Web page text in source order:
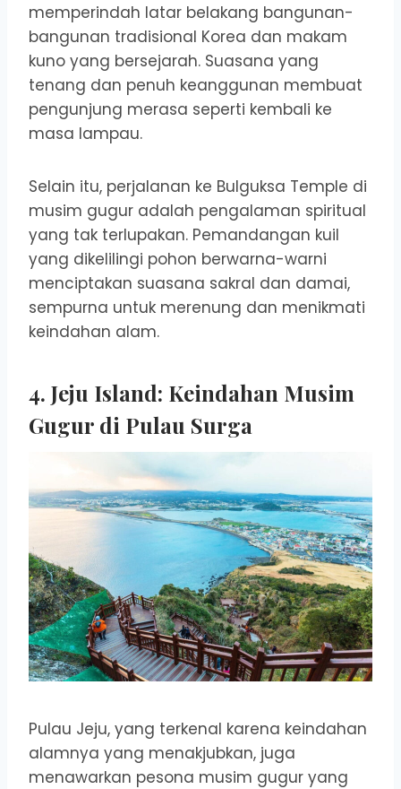
memperindah latar belakang bangunan-
bangunan tradisional Korea dan makam
kuno yang bersejarah. Suasana yang
tenang dan penuh keanggunan membuat
pengunjung merasa seperti kembali ke
masa lampau.
Selain itu, perjalanan ke Bulguksa Temple di
musim gugur adalah pengalaman spiritual
yang tak terlupakan. Pemandangan kuil
yang dikelilingi pohon berwarna-warni
menciptakan suasana sakral dan damai,
sempurna untuk merenung dan menikmati
keindahan alam.
4. Jeju Island: Keindahan Musim
Gugur di Pulau Surga
Pulau Jeju, yang terkenal karena keindahan
alamnya yang menakjubkan, juga
menawarkan pesona musim gugur yang